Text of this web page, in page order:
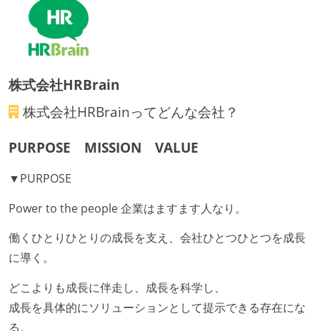
外国籍の開発メンバーがいる
開発メンバーの新卒採用を実施している
職業安定法に対応する記載事項
労働契約期間：無期雇用
主な休暇：年末年始、夏季、慶弔休暇など
休憩時間：1時間
当
固定残業時間：月45時間分
社会保険：各種社会保険完備（雇用・労災・健康・厚
生年金）
受動喫煙防止措置：屋内禁煙（屋内に喫煙可能室設
置）
株式会社HRBrain
株式会社HRBrainってどんな会社？
PURPOSE MISSION VALUE
▼PURPOSE
Power to the people 企業はますます人なり。
働くひとりひとりの成長を支え、会社ひとつひとつを成長
に導く。
どこよりも成長に伴走し、成長を科学し、
成長を具体的にソリューションとして提示できる存在にな
る。